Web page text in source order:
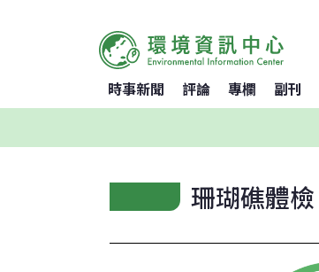
時事新聞 評論 專欄 副刊
珊瑚礁體檢